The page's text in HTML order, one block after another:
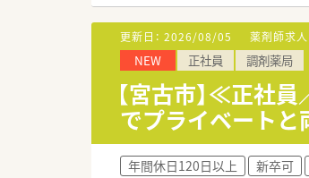
★北海道・東北で
北海道を中心に
グループを含め
してタイへの海
★患者様・現場目
病院門前･併設型
全店にグループ
均一化された質
更新日： 2026/08/05 薬剤師求人
NEW 正社員 調剤薬局
【宮古市】≪正社
でプライベート
年間休日120日以上 新卒可